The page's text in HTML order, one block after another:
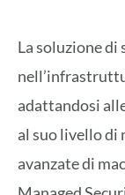
La soluzione
adattandosi
al suo livello di
avanzate di